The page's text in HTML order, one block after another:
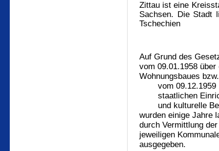
Zittau ist eine
Sachsen. Die Stadt
Tschechien
Auf Grund des
vom 09.01.1958
Wohnungsbaues bzw.
vom
staatlichen
und kulturelle
wurden einige Jahre
durch Vermittlung
jeweiligen
ausgegeben.